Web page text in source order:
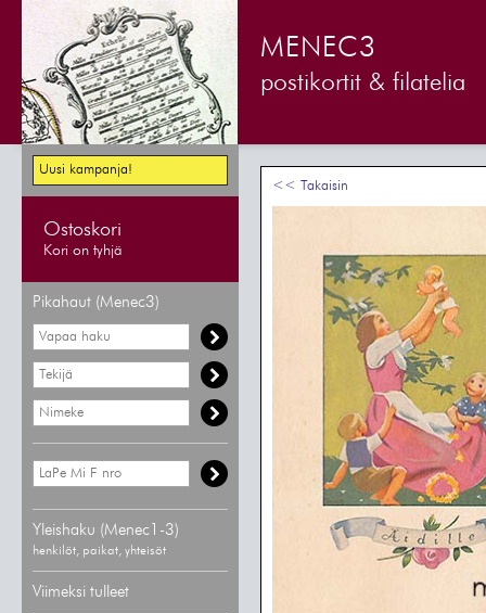
MENEC3
postikortit & filatelia
Uusi kampanja!
Ostoskori
Kori on tyhjä
Pikahaut (Menec3)
Yleishaku (Menec1-3)
henkilöt, paikat, yhteisöt
Viimeksi tulleet
<< Takaisin